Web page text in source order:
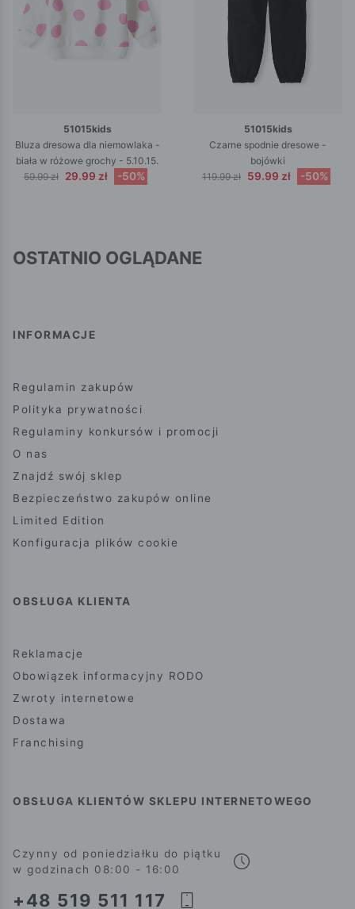
51015kids
Bluza dresowa dla niemowlaka -
biała w różowe grochy - 5.10.15.
59.99 zł 29.99 zł -50%
51015kids
Czarne spodnie dresowe -
bojówki
119.99 zł 59.99 zł -50%
OSTATNIO OGLĄDANE
INFORMACJE
Regulamin zakupów
Polityka prywatności
Regulaminy konkursów i promocji
O nas
Znajdź swój sklep
Bezpieczeństwo zakupów online
Limited Edition
Konfiguracja plików cookie
OBSŁUGA KLIENTA
Reklamacje
Obowiązek informacyjny RODO
Zwroty internetowe
Dostawa
Franchising
OBSŁUGA KLIENTÓW SKLEPU INTERNETOWEGO
Czynny od poniedziałku do piątku
w godzinach 08:00 - 16:00
+48 519 511 117